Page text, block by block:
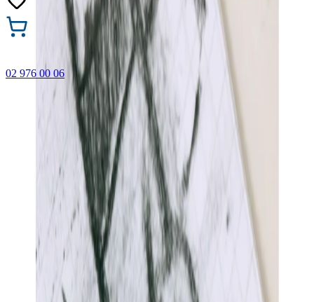
02 976 00 06
🎁 Купи 3 продукта с марката Faber-Castell и вземи
най-евтиния БЕЗПЛАТНО! Важи само онлайн до
31.08.2026 г.